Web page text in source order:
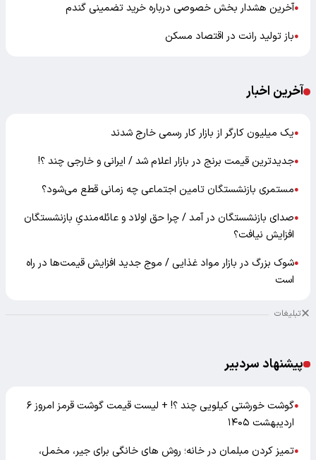
●آخرین هشدار بخش خصوصی درباره خرید تضمینی گندم
●باز تولید رانت در اقتصاد مسکن
آخرین اخبار
●یک میلیون کارگر از بازار کار رسمی خارج شدند
●جدیدترین قیمت برنج در بازار اعلام شد / ایرانی و خارجی چند ؟!
●مستمری بازنشستگان تامین اجتماعی چه زمانی قطع می‌شود؟
●صدای بازنشستگان در آمد / چرا حق اولاد و عائله‌مندیِ بازنشستگان
افزایش نیافت؟
●شوک بزرگ در بازار مواد غذایی / موج جدید افزایش قیمت‌ها در راه
است
تبلیغات
پیشنهاد سردبیر
●
گوشت خورشتی کیلویی چند ؟! + لیست قیمت گوشت قرمز امروز ۶
اردیبهشت ۱۴۰۵
●تمیز کردن مبلمان در خانه؛ روش های خانگی برای جیر، مخمل،